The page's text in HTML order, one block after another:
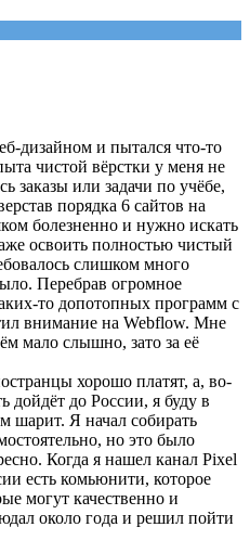
дизайном и пытался что-то
чистой вёрстки у меня не
заказы или задачи по учёбе,
порядка 6 сайтов на
болезненно и нужно искать
освоить полностью чистый
слишком много
Перебрав огромное
то допотопных программ с
внимание на Webflow. Мне
мало слышно, зато за её
хорошо платят, а, во-
дойдёт до России, я буду в
шарит. Я начал собирать
но это было
Когда я нашел канал Pixel
есть комьюнити, которое
могут качественно и
около года и решил пойти